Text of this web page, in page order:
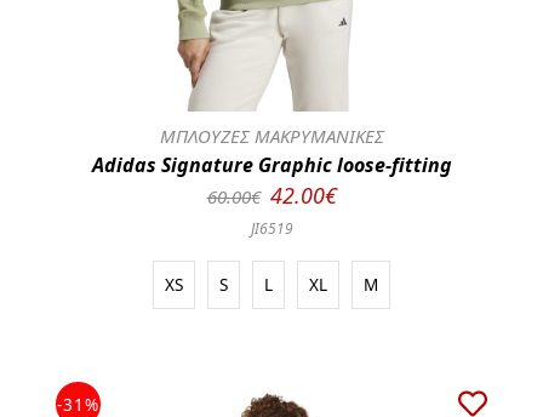
ΜΠΛΟΥΖΕΣ ΜΑΚΡΥΜΑΝΙΚΕΣ
Adidas Signature Graphic loose-fitting
60.00€ 42.00€
JI6519
XS S L XL M
-31%